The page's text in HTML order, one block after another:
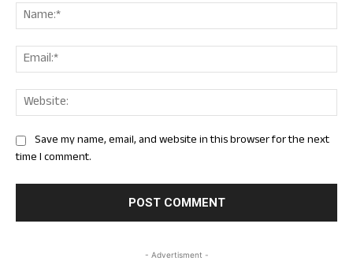
Save my name, email, and website in this browser for the next
time I comment.
- Advertisment -